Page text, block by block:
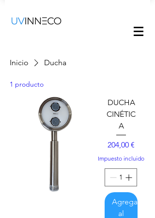
Inicio Ducha
1 producto
DUCHA
CINÉTIC
A
Precio
204,00 €
Impuesto incluido
Agregar
al